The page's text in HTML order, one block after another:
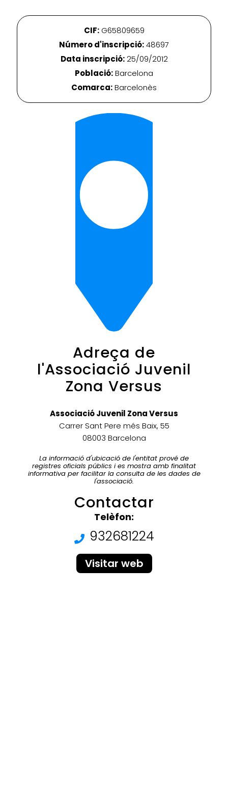
CIF:G65809659
Número d'inscripció:48697
Data inscripció:25/09/2012
Població:Barcelona
Comarca:Barcelonès
Adreça de
l'Associació Juvenil
Zona Versus
Associació Juvenil Zona Versus
Carrer Sant Pere més Baix, 55
08003 Barcelona
La informació d'ubicació de l'entitat prové de
registres oficials públics i es mostra amb finalitat
informativa per facilitar la consulta de les dades de
l'associació.
Contactar
Telèfon:
932681224
Visitar web